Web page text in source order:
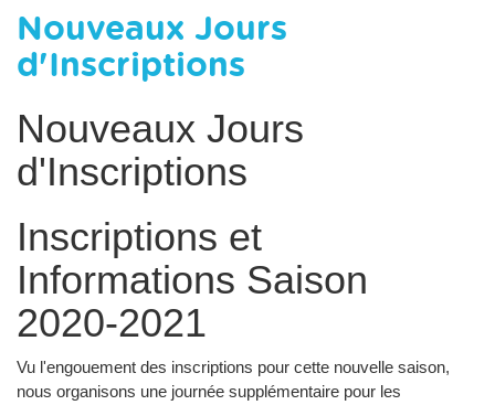
Nouveaux Jours
d'Inscriptions
Nouveaux Jours
d'Inscriptions
Inscriptions et
Informations Saison
2020-2021
Vu l'engouement des inscriptions pour cette nouvelle saison,
nous organisons une journée supplémentaire pour les